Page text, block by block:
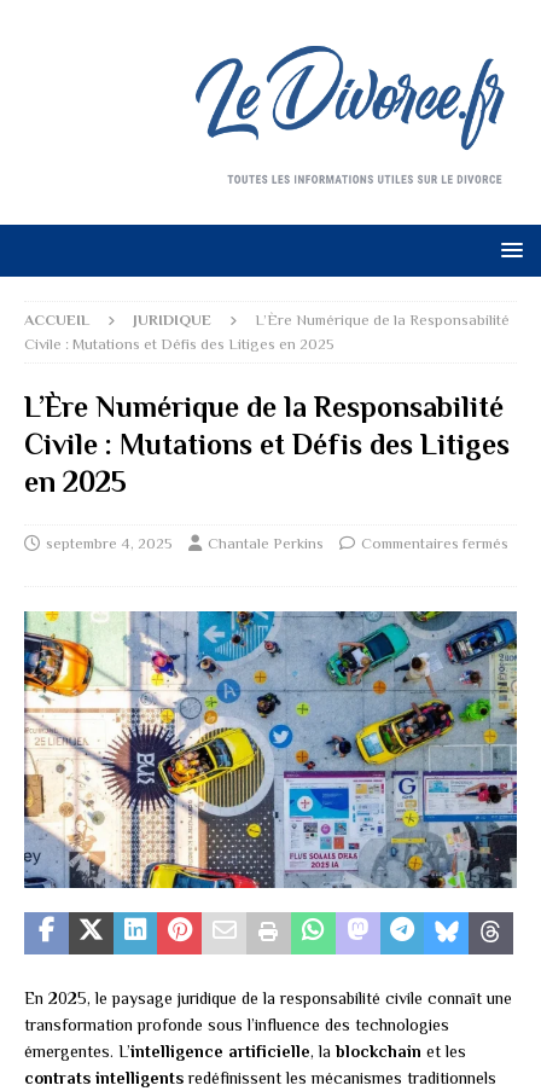
ACCUEIL JURIDIQUE
L’Ère Numérique de la Responsabilité
Civile : Mutations et Défis des Litiges en 2025
L’Ère Numérique de la Responsabilité
Civile : Mutations et Défis des Litiges
en 2025
septembre 4, 2025 Chantale Perkins Commentaires fermés
En 2025, le paysage juridique de la responsabilité civile connaît une
transformation profonde sous l’influence des technologies
émergentes. L’intelligence artificielle, lablockchain et les
contrats intelligentsredéfinissent les mécanismes traditionnels